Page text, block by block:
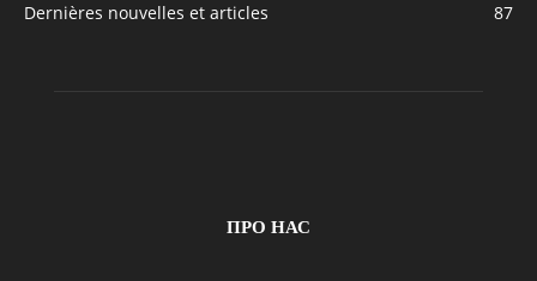
Dernières nouvelles et articles 87
ПРО НАС